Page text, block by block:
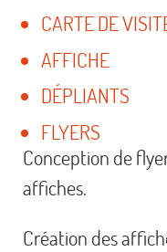
CARTE DE
AFFICHE
DÉPLIANTS
FLYERS
Conception de
affiches.
Création des